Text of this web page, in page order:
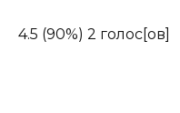
4.5 (90%) 2 голос[ов]